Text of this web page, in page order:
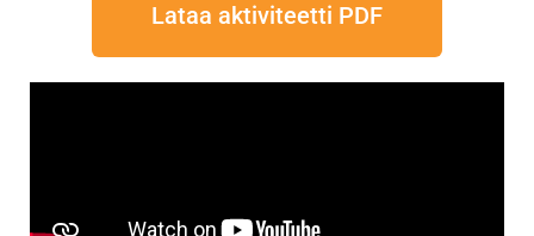
Lataa aktiviteetti PDF